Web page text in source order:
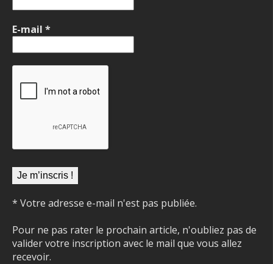
E-mail *
* Votre adresse e-mail n'est pas publiée.
Pour ne pas rater le prochain article, n'oubliez pas de
valider votre inscription avec le mail que vous allez
recevoir.